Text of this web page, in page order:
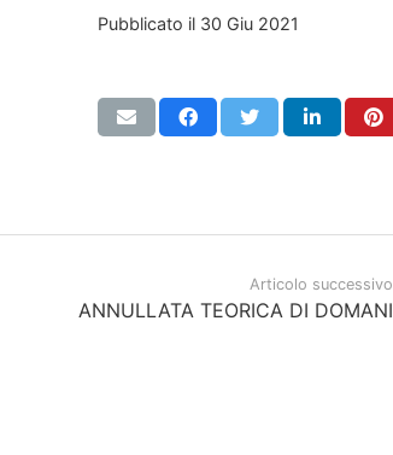
Pubblicato il 30 Giu 2021
Articolo successivo
ANNULLATA TEORICA DI DOMANI